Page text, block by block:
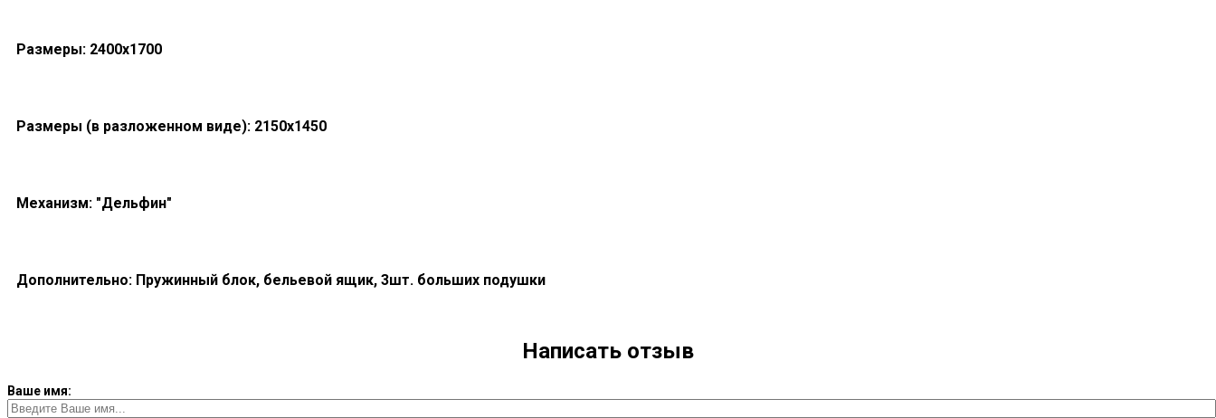
Размеры: 2400x1700
Размеры (в разложенном виде): 2150x1450
Механизм: "Дельфин"
Дополнительно: Пружинный блок, бельевой ящик, 3шт. больших подушки
Написать отзыв
Ваше имя: